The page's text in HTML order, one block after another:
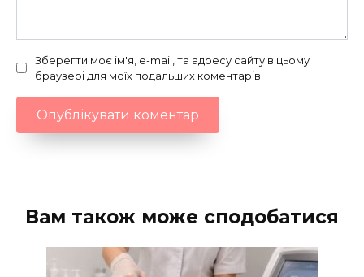
Зберегти моє ім'я, e-mail, та адресу сайту в цьому
браузері для моїх подальших коментарів.
Вам також може сподобатися